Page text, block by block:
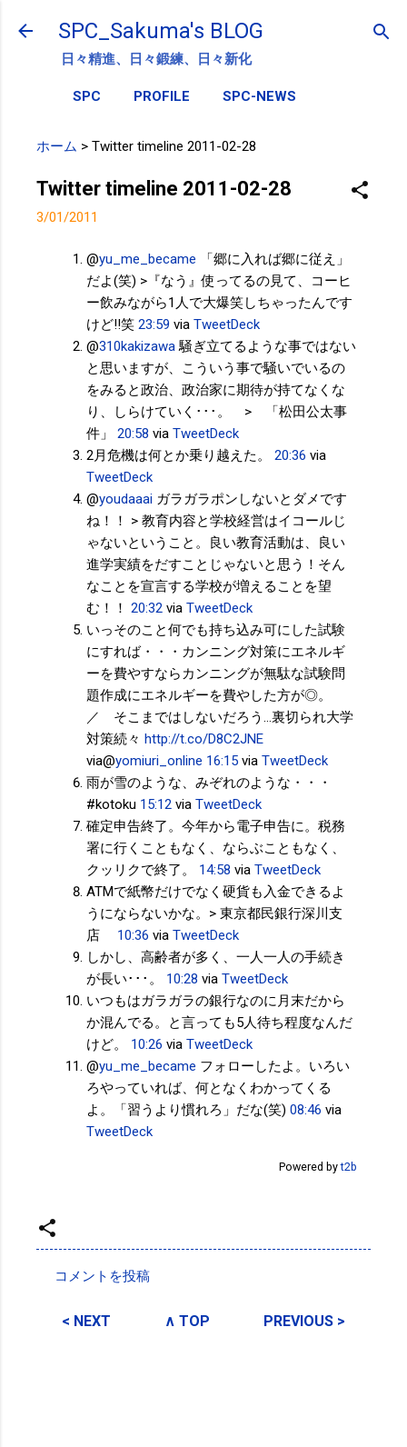
スキップしてメイン コンテンツに移動
SPC_Sakuma's BLOG
日々精進、日々鍛練、日々新化
SPC PROFILE SPC-NEWS
ホーム > Twitter timeline 2011-02-28
Twitter timeline 2011-02-28
3/01/2011
@yu_me_became 「郷に入れば郷に従え」
だよ(笑) >『なう』使ってるの見て、コーヒ
ー飲みながら1人で大爆笑しちゃったんです
けど‼笑 23:59 via TweetDeck
@310kakizawa騒ぎ立てるような事ではない
と思いますが、こういう事で騒いでいるの
をみると政治、政治家に期待が持てなくな
り、しらけていく･･･。 > 「松田公太事
件」
20:58 via TweetDeck
2月危機は何とか乗り越えた。
20:36 via
TweetDeck
@youdaaai ガラガラポンしないとダメです
ね！！ > 教育内容と学校経営はイコールじ
ゃないということ。良い教育活動は、良い
進学実績をだすことじゃないと思う！そん
なことを宣言する学校が増えることを望
む！！ 20:32 via TweetDeck
いっそのこと何でも持ち込み可にした試験
にすれば・・・カンニング対策にエネルギ
ーを費やすならカンニングが無駄な試験問
題作成にエネルギーを費やした方が◎。
／ そこまではしないだろう…裏切られ大学
対策続々 http://t.co/D8C2JNE
via@yomiuri_online 16:15 via TweetDeck
雨が雪のような、みぞれのような・・・
#kotoku 15:12 via TweetDeck
確定申告終了。今年から電子申告に。税務
署に行くこともなく、ならぶこともなく、
クッリクで終了。
14:58 via TweetDeck
ATMで紙幣だけでなく硬貨も入金できるよ
うにならないかな。> 東京都民銀行深川支
店
10:36 via TweetDeck
しかし、高齢者が多く、一人一人の手続き
が長い･･･。
10:28 via TweetDeck
いつもはガラガラの銀行なのに月末だから
か混んでる。と言っても5人待ち程度なんだ
けど。
10:26 via TweetDeck
@yu_me_became フォローしたよ。いろい
ろやっていれば、何となくわかってくる
よ。「習うより慣れろ」だな(笑) 08:46 via
TweetDeck
Powered byt2b
メ
コメントを投稿
< NEXT ∧ TOP PREVIOUS >